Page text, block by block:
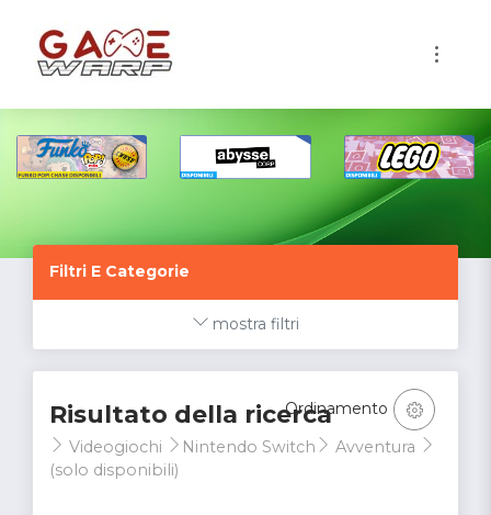
Filtri E Categorie
mostra filtri
Risultato della ricerca
Videogiochi Nintendo Switch
Avventura
(solo disponibili)
Ordinamento